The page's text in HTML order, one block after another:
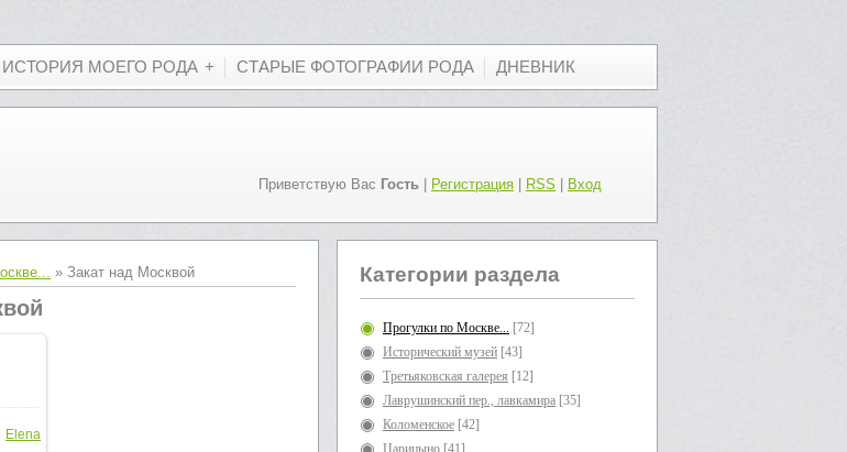
ИСТОРИЯ МОЕГО РОДА СТАРЫЕ ФОТОГРАФИИ РОДА ДНЕВНИК
Приветствую Вас Гость Регистрация RSS Вход
» Закат над Москвой
Elena
Категории раздела
Прогулки по Москве... [72]
Исторический музей [43]
Третьяковская галерея [12]
Лаврушинский пер., лавкамира [35]
Коломенское [42]
Царицыно [41]